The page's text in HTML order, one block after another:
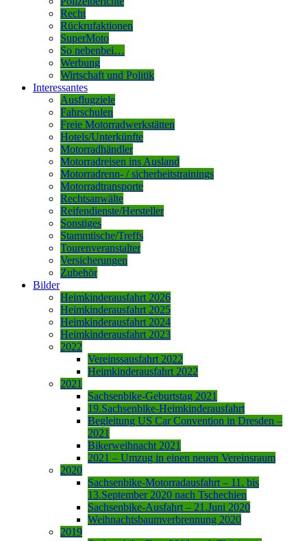
Recht
Rückrufaktionen
SuperMoto
So nebenbei…
Werbung
Wirtschaft und Politik
Interessantes
Ausflugziele
Fahrschulen
Freie Motorradwerkstätten
Hotels/Unterkünfte
Motorradhändler
Motorradreisen ins Ausland
Motorradrenn- / sicherheitstrainings
Motorradtransporte
Rechtsanwälte
Reifendienste/Hersteller
Sonstiges
Stammtische/Treffs
Tourenveranstalter
Versicherungen
Zubehör
Bilder
Heimkinderausfahrt 2026
Heimkinderausfahrt 2025
Heimkinderausfahrt 2024
Heimkinderausfahrt 2023
2022
Vereinssausfahrt 2022
Heimkinderausfahrt 2022
2021
Sachsenbike-Geburtstag 2021
19.Sachsenbike-Heimkinderausfahrt
Begleitung US Car Convention in Dresden –
2021
Bikerweihnacht 2021
2021 – Umzug in einen neuen Vereinsraum
2020
Sachsenbike-Motorradausfahrt – 11. bis
13.September 2020 nach Tschechien
Sachsenbike-Ausfahrt – 21.Juni 2020
Weihnachtsbaumverbrennung 2020
2019